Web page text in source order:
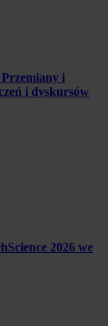
Przemiany i
i dyskursów
2026 we